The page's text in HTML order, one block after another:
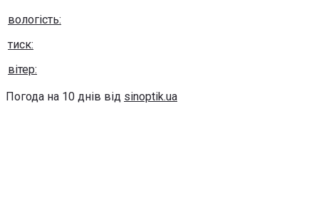
вологість:
тиск:
вітер:
Погода на 10 днів від sinoptik.ua